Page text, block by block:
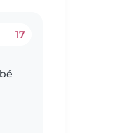
17